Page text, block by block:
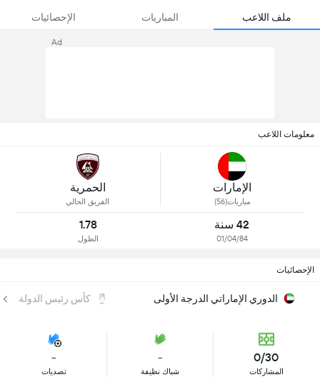
ملف اللاعب المباريات الإحصائيات
Ad
معلومات اللاعب
الإمارات
مباريات(56)
الحمرية
الفريق الحالي
42 سنة
01/04/84
1.78
الطول
الإحصائيات
الدوري الإماراتي الدرجة الأولى كأس رئيس الدولة
0/30
المشاركات
-
شباك نظيفة
-
تصديات